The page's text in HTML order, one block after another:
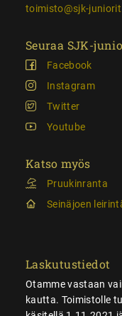
toimisto@sjk-
Seuraa SJK-
Facebook
Instagram
Twitter
Youtube
Katso myös
Pruukinranta
Seinäjoen
Laskutustiedot
Otamme vastaan
kautta. Toimistolle